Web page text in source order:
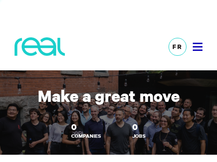
FR
Make a great move
0
COMPANIES
0
JOBS